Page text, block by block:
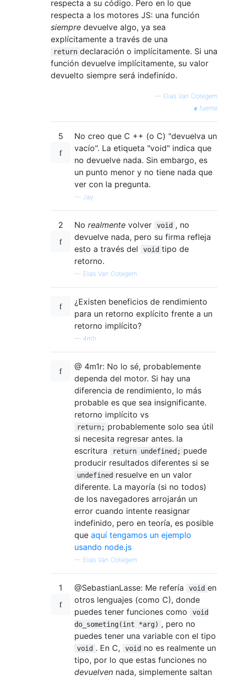
respecta a su código. Pero en lo que
respecta a los motores JS: una función
siempre devuelve algo, ya sea
explícitamente a través de una
return declaración o implícitamente. Si una
función devuelve implícitamente, su valor
devuelto siempre será indefinido.
— Elias Van Ootegem
fuente
5
No creo que C ++ (o C) "devuelva un
vacío". La etiqueta "void" indica que
no devuelve nada. Sin embargo, es
un punto menor y no tiene nada que
ver con la pregunta.
— Jay
2 No realmente volver void , no
devuelve nada, pero su firma refleja
esto a través del
void tipo de
retorno.
— Elias Van Ootegem
¿Existen beneficios de rendimiento
para un retorno explícito frente a un
retorno implícito?
— 4m1r
@ 4m1r: No lo sé, probablemente
dependa del motor. Si hay una
diferencia de rendimiento, lo más
probable es que sea insignificante.
retorno implícito vs
return; probablemente solo sea útil
si necesita regresar antes. la
escritura
return undefined; puede
producir resultados diferentes si se
undefined resuelve en un valor
diferente. La mayoría (si no todos)
de los navegadores arrojarán un
error cuando intente reasignar
indefinido, pero en teoría, es posible
que aquí tengamos un ejemplo
usando node.js
— Elias Van Ootegem
1 @SebastianLasse: Me refería void en
otros lenguajes (como C), donde
puedes tener funciones como
void
do_someting(int *arg) , pero no
puedes tener una variable con el tipo
void . En C, void no es realmente un
tipo, por lo que estas funciones no
devuelven nada, simplemente saltan